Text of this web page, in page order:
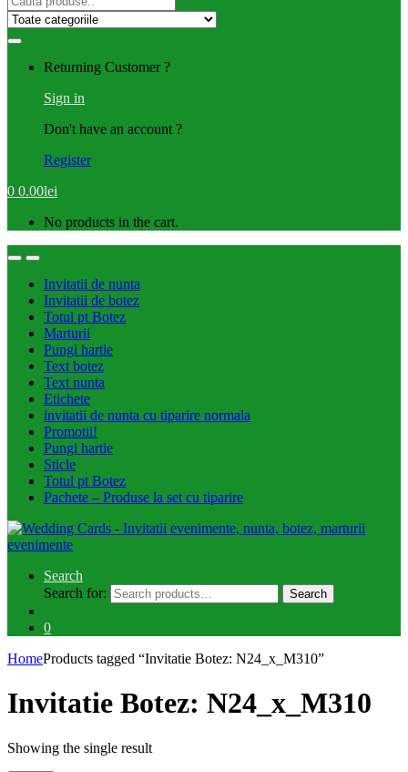
Returning Customer ?
Sign in
Don't have an account ?
Register
0 0.00lei
No products in the cart.
Invitatii de nunta
Invitatii de botez
Totul pt Botez
Marturii
Pungi hartie
Text botez
Text nunta
Etichete
invitatii de nunta cu tiparire normala
Promotii!
Pungi hartie
Sticle
Totul pt Botez
Pachete – Produse la set cu tiparire
Search
Search for:
Search
0
HomeProducts tagged “Invitatie Botez: N24_x_M310”
Invitatie Botez: N24_x_M310
Showing the single result